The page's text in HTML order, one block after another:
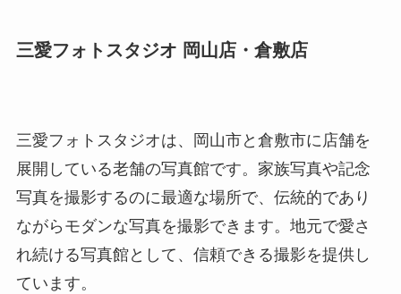
三愛フォトスタジオ 岡山店・倉敷店
三愛フォトスタジオは、岡山市と倉敷市に店舗を
展開している老舗の写真館です。家族写真や記念
写真を撮影するのに最適な場所で、伝統的であり
ながらモダンな写真を撮影できます。地元で愛さ
れ続ける写真館として、信頼できる撮影を提供し
ています。